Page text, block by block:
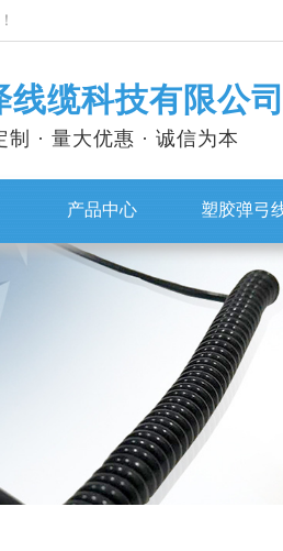
缆科技有限公司
制 · 量大优惠 · 诚信为本
产品中心 塑胶弹弓